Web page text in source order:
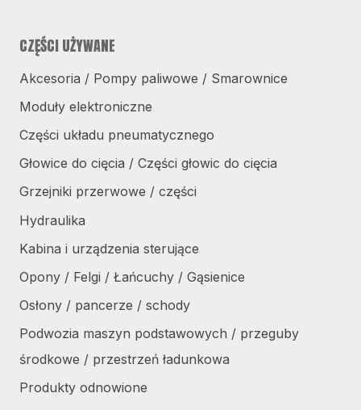
CZĘŚCI UŻYWANE
Akcesoria / Pompy paliwowe / Smarownice
Moduły elektroniczne
Części układu pneumatycznego
Głowice do cięcia / Części głowic do cięcia
Grzejniki przerwowe / części
Hydraulika
Kabina i urządzenia sterujące
Opony / Felgi / Łańcuchy / Gąsienice
Osłony / pancerze / schody
Podwozia maszyn podstawowych / przeguby
środkowe / przestrzeń ładunkowa
Produkty odnowione